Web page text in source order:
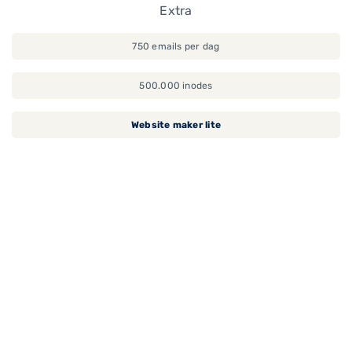
Extra
750 emails per dag
500.000 inodes
Website maker lite